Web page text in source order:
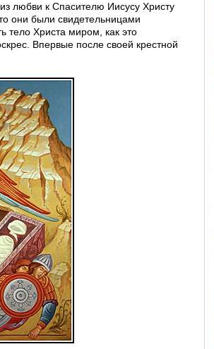
к Спасителю Иисусу Христу
они были свидетельницами
тело Христа миром, как это
Впервые после своей крестной